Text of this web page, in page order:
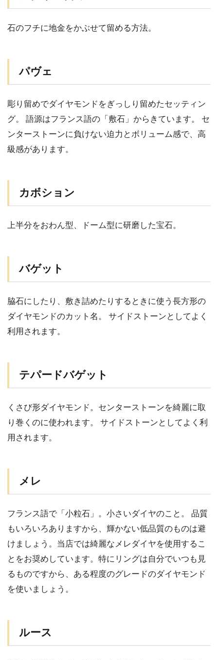
石のフチに地金をかぶせて留める方法。
パヴェ
彫り留めでダイヤモンドをぎっしり留めたセッティン
グ。 語源はフランス語の「敷石」からきています。 セ
ンターストーンに負けない迫力とボリューム感で、高
級感があります。
カボション
上半分をおわん型、ドーム型に研磨した宝石。
バゲット
脇石にしたり、敷き詰めたりするときに使う長方形の
ダイヤモンドのカット名。 サイドストーンとしてよく
利用されます。
テパードバゲット
くさび形ダイヤモンド。センターストーンを綺麗に取
り巻くのに使われます。 サイドストーンとしてよく利
用されます。
メレ
フランス語で「小粒石」。小さいダイヤのこと。 品質
もいろいろありますから、輝かない低品質のものは避
けましょう。当店では綺麗なメレダイヤを使用するこ
とをお奨めしています。特にリングは自分でいつも見
るものですから、ある程度のグレードのダイヤモンド
を使いましょう。
ルース